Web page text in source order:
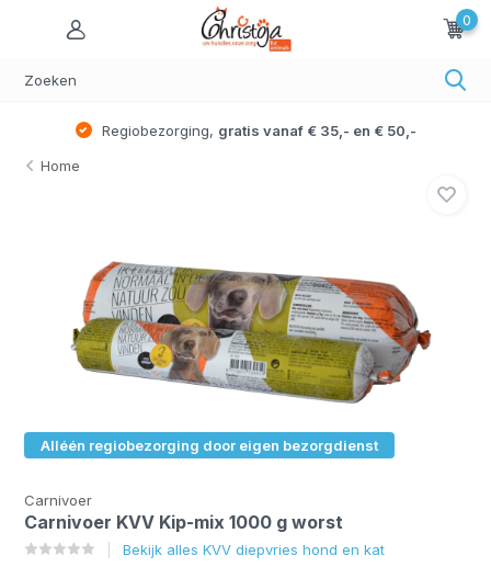
0
Regiobezorging, gratis vanaf € 35,- en € 50,-
Home
Alléén regiobezorging door eigen bezorgdienst
Carnivoer
Carnivoer KVV Kip-mix 1000 g worst
Bekijk alles KVV diepvries hond en kat